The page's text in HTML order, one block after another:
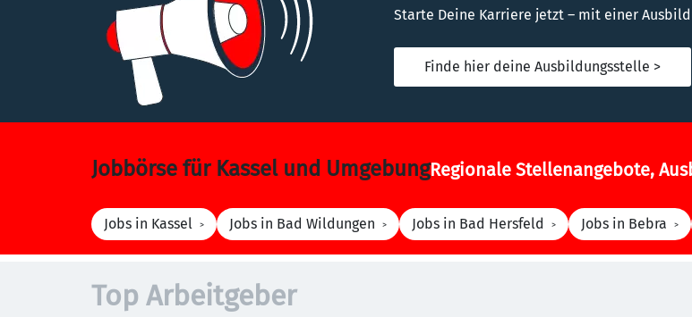
Starte Deine Karriere jetzt – mit einer
Finde hier deine Ausbildungsstelle >
Jobbörse für Kassel und UmgebungRegionale Stellenangebote,
Jobs in Kassel Jobs in Bad Wildungen Jobs in Bad Hersfeld Jobs in Bebra
Top Arbeitgeber